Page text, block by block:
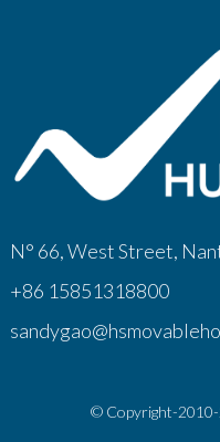
N° 66, West Street,
+86 15851318800
© Copyright-